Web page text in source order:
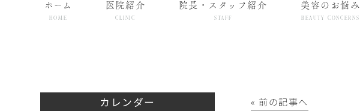
ホーム
HOME
医院紹介
CLINIC
院長・スタッフ紹介
STAFF
美容のお悩み
BEAUTY CONCERNS
« 前の記事へ
カレンダー